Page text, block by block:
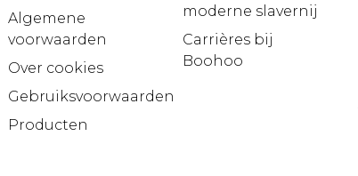
Algemene
voorwaarden
Over cookies
Gebruiksvoorwaarden
Producten
moderne slavernij
Carrières bij
Boohoo